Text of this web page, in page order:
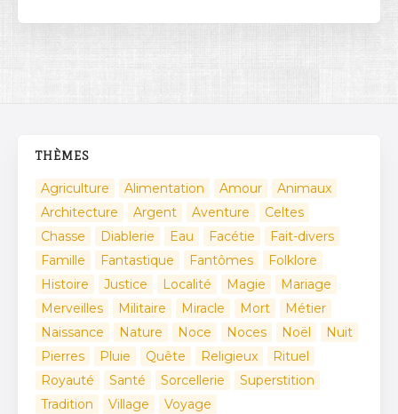
THÈMES
Agriculture Alimentation Amour
Animaux
Architecture
Argent Aventure
Celtes
Chasse
Diablerie Eau Facétie
Fait-divers
Famille
Fantastique Fantômes
Folklore
Histoire
Justice Localité Magie
Mariage
Merveilles
Militaire Miracle Mort
Métier
Naissance
Nature Noce Noces Noël
Nuit
Pierres
Pluie Quête Religieux
Rituel
Royauté
Santé Sorcellerie
Superstition
Tradition
Village Voyage